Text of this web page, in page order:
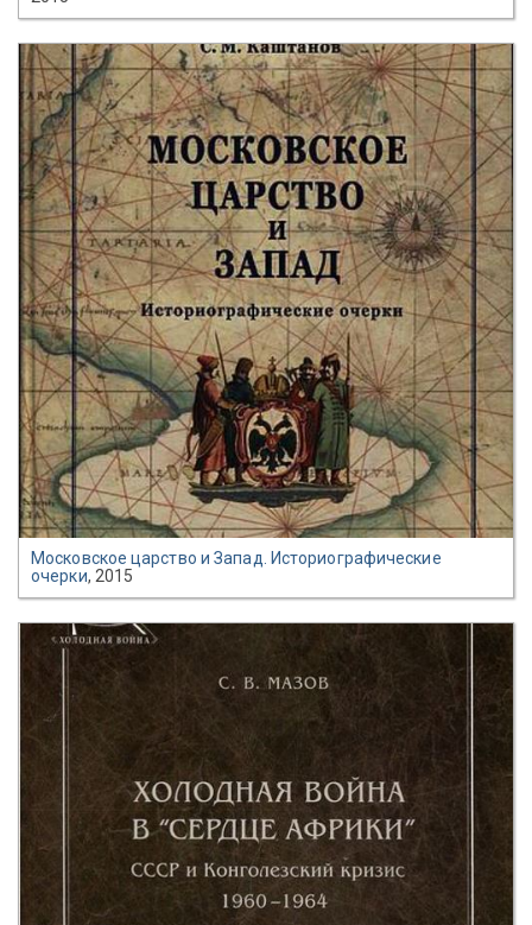
Московское царство и Запад. Историографические
очерки, 2015